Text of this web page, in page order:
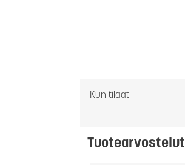
Kun tilaat
Tuotearvostelut